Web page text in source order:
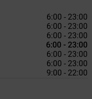
6:00 - 23:00
6:00 - 23:00
6:00 - 23:00
6:00 - 23:00
6:00 - 23:00
6:00 - 23:00
9:00 - 22:00